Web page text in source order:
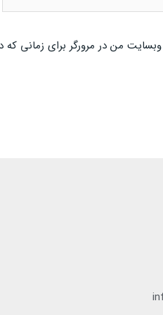
وبسایت من در مرورگر برای زمانی